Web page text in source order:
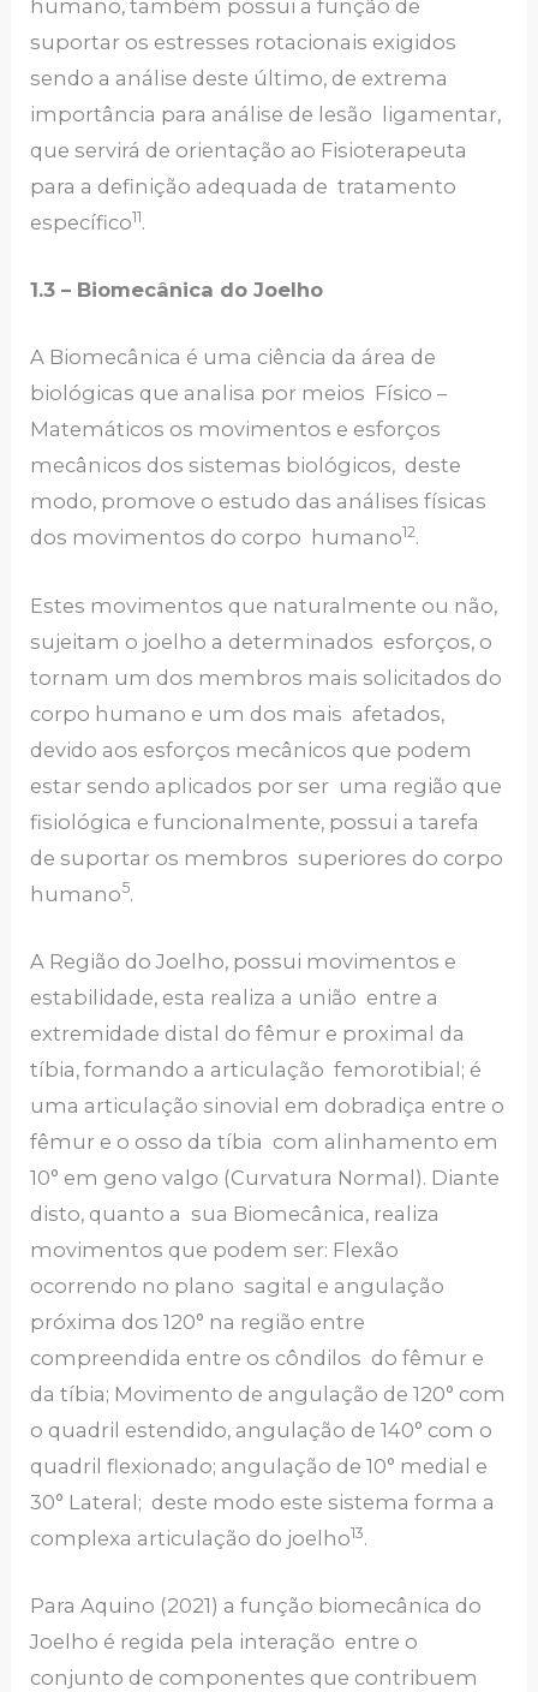
humano, também possui a função de
suportar os estresses rotacionais exigidos
sendo a análise deste último, de extrema
importância para análise de lesão ligamentar,
que servirá de orientação ao Fisioterapeuta
para a definição adequada de tratamento
específico11.
1.3 – Biomecânica do Joelho
A Biomecânica é uma ciência da área de
biológicas que analisa por meios Físico –
Matemáticos os movimentos e esforços
mecânicos dos sistemas biológicos, deste
modo, promove o estudo das análises físicas
dos movimentos do corpo humano12.
Estes movimentos que naturalmente ou não,
sujeitam o joelho a determinados esforços, o
tornam um dos membros mais solicitados do
corpo humano e um dos mais afetados,
devido aos esforços mecânicos que podem
estar sendo aplicados por ser uma região que
fisiológica e funcionalmente, possui a tarefa
de suportar os membros superiores do corpo
humano5.
A Região do Joelho, possui movimentos e
estabilidade, esta realiza a união entre a
extremidade distal do fêmur e proximal da
tíbia, formando a articulação femorotibial; é
uma articulação sinovial em dobradiça entre o
fêmur e o osso da tíbia com alinhamento em
10° em geno valgo (Curvatura Normal). Diante
disto, quanto a sua Biomecânica, realiza
movimentos que podem ser: Flexão
ocorrendo no plano sagital e angulação
próxima dos 120° na região entre
compreendida entre os côndilos do fêmur e
da tíbia; Movimento de angulação de 120° com
o quadril estendido, angulação de 140° com o
quadril flexionado; angulação de 10° medial e
30° Lateral; deste modo este sistema forma a
complexa articulação do joelho13.
Para Aquino (2021) a função biomecânica do
Joelho é regida pela interação entre o
conjunto de componentes que contribuem